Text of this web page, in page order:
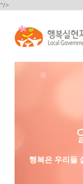
"/>
행복은 우리들